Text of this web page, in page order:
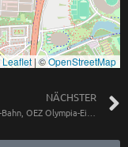
Leaflet |©OpenStreetMap
NÄCHSTER